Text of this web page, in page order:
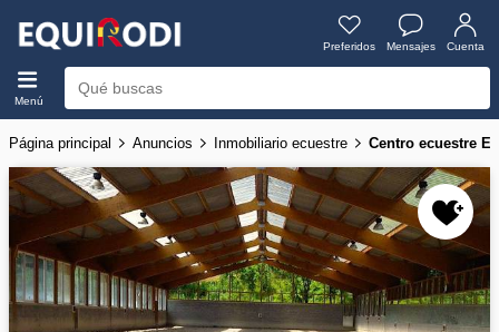
Preferidos Mensajes Cuenta
Menú
Página principal Anuncios Inmobiliario ecuestre Centro ecuestre